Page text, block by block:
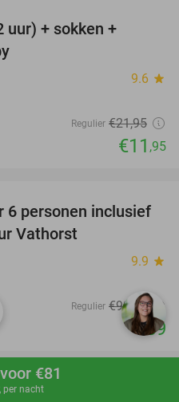
nu €81
per nacht
uur) + sokken +
9.6 star
Regulier €21,95
€11 ,95
41%
6 personen inclusief
Vathorst
9.9 star
Regulier €99 ,50
€59
favorite_border
bij Bregje Amersfoort